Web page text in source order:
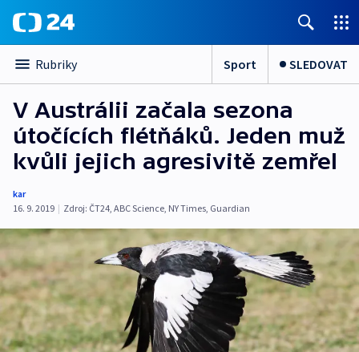
Rubriky Sport SLEDOVAT
V Austrálii začala sezona
útočících flétňáků. Jeden muž
kvůli jejich agresivitě zemřel
kar
16. 9. 2019 | Zdroj: ČT24, ABC Science, NY Times, Guardian